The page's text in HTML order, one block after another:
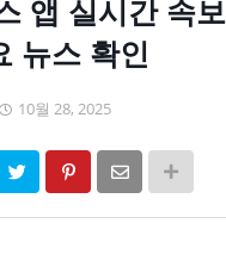
앱 실시간 속
뉴스 확인
10월 28, 2025